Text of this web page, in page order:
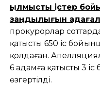
қылмыстық істер
заңдылығын
прокурорлар
қатысты 650 іс
қолдаған.
6 адамға қатысты 3
өзгертілді.